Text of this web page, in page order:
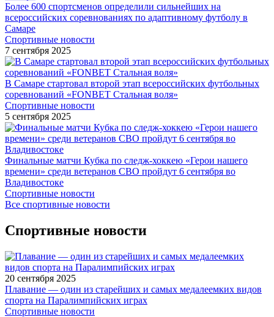
Более 600 спортсменов определили сильнейших на
всероссийских соревнованиях по адаптивному футболу в
Самаре
Спортивные новости
7 сентября 2025
В Самаре стартовал второй этап всероссийских футбольных
соревнований «FONBET Стальная воля»
Спортивные новости
5 сентября 2025
Финальные матчи Кубка по следж-хоккею «Герои нашего
времени» среди ветеранов СВО пройдут 6 сентября во
Владивостоке
Спортивные новости
Все спортивные новости
Спортивные новости
20 сентября 2025
Плавание — один из старейших и самых медалеемких видов
спорта на Паралимпийских играх
Спортивные новости